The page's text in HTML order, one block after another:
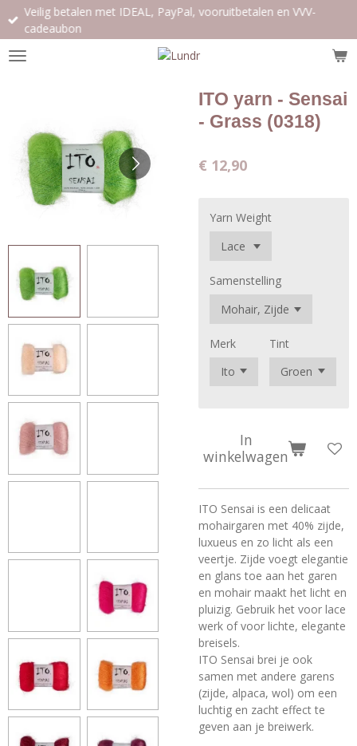
Ga
direct
naar
de
Veilig betalen met IDEAL, PayPal, vooruitbetalen en VVV-
cadeaubon
ITO yarn - Sensai
- Grass (0318)
€ 12,90
Yarn Weight
Samenstelling
Merk Tint
In
winkelwagen
ITO Sensai is een delicaat
mohairgaren met 40% zijde,
luxueus en zo licht als een
veertje. Zijde voegt elegantie
en glans toe aan het garen
en mohair maakt het licht en
pluizig. Gebruik het voor lace
werk of voor lichte, elegante
breisels.
ITO Sensai brei je ook
samen met andere garens
(zijde, alpaca, wol) om een
luchtig en zacht effect te
geven aan je breiwerk.